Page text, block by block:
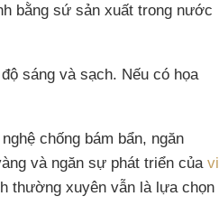
bằng sứ sản xuất trong nước
sáng và sạch. Nếu có họa
chống bám bẩn, ngăn
và ngăn sự phát triển của vi
thường xuyên vẫn là lựa chọn